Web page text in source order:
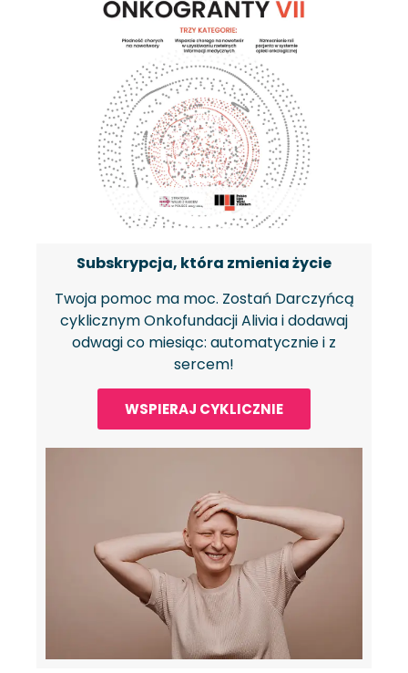
Subskrypcja, która zmienia życie
Twoja pomoc ma moc. Zostań Darczyńcą
cyklicznym Onkofundacji Alivia i dodawaj
odwagi co miesiąc: automatycznie i z
sercem!
WSPIERAJ CYKLICZNIE